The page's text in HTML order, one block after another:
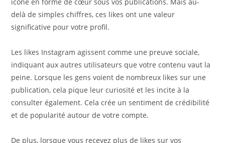
delà de simples chiffres, ces likes ont une valeur
significative pour votre profil.
Les likes Instagram agissent comme une preuve sociale,
indiquant aux autres utilisateurs que votre contenu vaut la
peine. Lorsque les gens voient de nombreux likes sur une
publication, cela pique leur curiosité et les incite à la
consulter également. Cela crée un sentiment de crédibilité
et de popularité autour de votre compte.
De plus, lorsque vous recevez plus de likes sur vos